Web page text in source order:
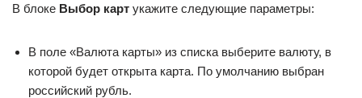
В блоке Выбор карт укажите следующие параметры:
В поле «Валюта карты» из списка выберите валюту, в
которой будет открыта карта. По умолчанию выбран
российский рубль.